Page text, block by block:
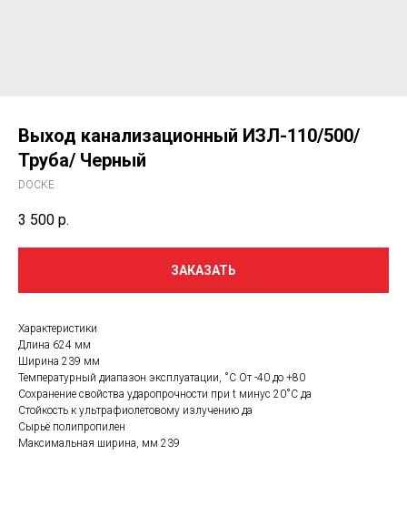
Выход канализационный ИЗЛ-110/500/
Труба/ Черный
DOCKE
3 500 р.
ЗАКАЗАТЬ
Характеристики
Длина 624 мм
Ширина 239 мм
Температурный диапазон эксплуатации, ˚С От -40 до +80
Сохранение свойства ударопрочности при t минус 20˚C да
Стойкость к ультрафиолетовому излучению да
Сырьё полипропилен
Максимальная ширина, мм 239